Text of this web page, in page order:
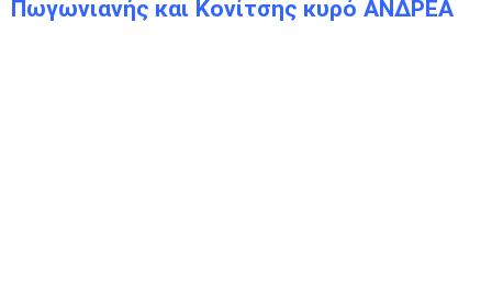
Πωγωνιανής και Κονίτσης κυρό ΑΝΔΡΕΑ